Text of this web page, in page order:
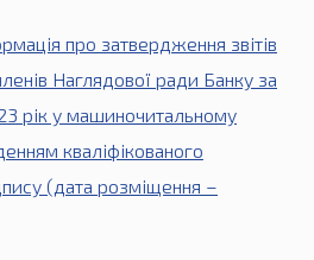
про затвердження звітів
Наглядової ради Банку за
рік у машиночитальному
кваліфікованого
(дата розміщення –